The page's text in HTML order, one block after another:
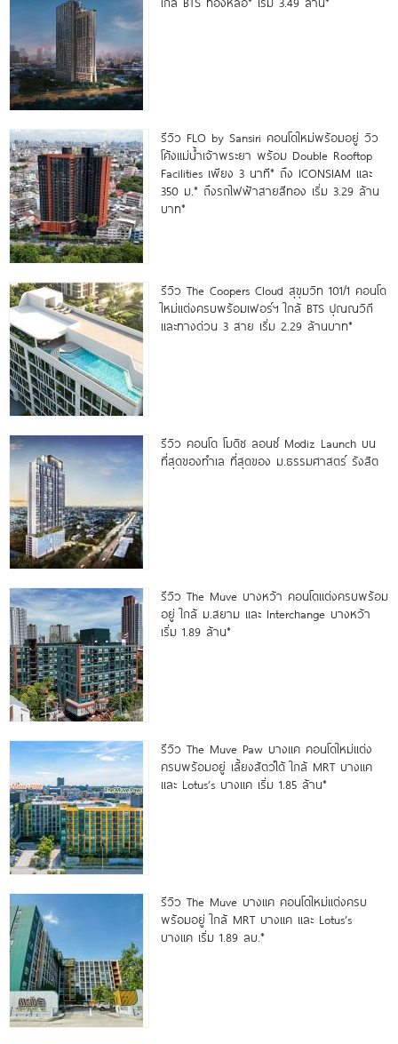
รีวิว FLO by Sansiri คอนโดใหม่พร้อมอยู่ วิว
โค้งแม่น้ำเจ้าพระยา พร้อม Double Rooftop
Facilities เพียง 3 นาที* ถึง ICONSIAM และ
350 ม.* ถึงรถไฟฟ้าสายสีทอง เริ่ม 3.29 ล้าน
บาท*
รีวิว The Coopers Cloud สุขุมวิท 101/1 คอนโด
ใหม่แต่งครบพร้อมเฟอร์ฯ ใกล้ BTS ปุณณวิถี
และทางด่วน 3 สาย เริ่ม 2.29 ล้านบาท*
รีวิว คอนโด โมดิซ ลอนซ์ Modiz Launch บน
ที่สุดของทำเล ที่สุดของ ม.ธรรมศาสตร์ รังสิต
รีวิว The Muve บางหว้า คอนโดแต่งครบพร้อม
อยู่ ใกล้ ม.สยาม และ Interchange บางหว้า
เริ่ม 1.89 ล้าน*
รีวิว The Muve Paw บางแค คอนโดใหม่แต่ง
ครบพร้อมอยู่ เลี้ยงสัตว์ได้ ใกล้ MRT บางแค
และ Lotus’s บางแค เริ่ม 1.85 ล้าน*
รีวิว The Muve บางแค คอนโดใหม่แต่งครบ
พร้อมอยู่ ใกล้ MRT บางแค และ Lotus’s
บางแค เริ่ม 1.89 ลบ.*